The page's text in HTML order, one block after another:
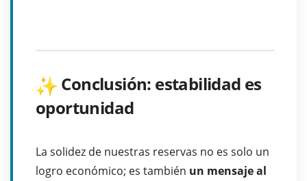
Conclusión: estabilidad es
oportunidad
La solidez de nuestras reservas no es solo un
logro económico; es también un mensaje al